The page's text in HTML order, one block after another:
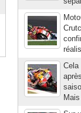
Cela